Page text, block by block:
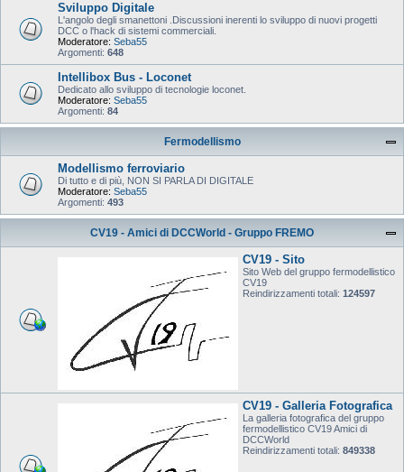
Sviluppo Digitale
L'angolo degli smanettoni .Discussioni inerenti lo sviluppo di nuovi progetti
DCC o l'hack di sistemi commerciali.
Moderatore: Seba55
Argomenti: 648
Intellibox Bus - Loconet
Dedicato allo sviluppo di tecnologie loconet.
Moderatore: Seba55
Argomenti: 84
Fermodellismo
Modellismo ferroviario
Di tutto e di più, NON SI PARLA DI DIGITALE
Moderatore: Seba55
Argomenti: 493
CV19 - Amici di DCCWorld - Gruppo FREMO
CV19 - Sito
Sito Web del gruppo fermodellistico
CV19
Reindirizzamenti totali: 124597
CV19 - Galleria Fotografica
La galleria fotografica del gruppo
fermodellistico CV19 Amici di
DCCWorld
Reindirizzamenti totali: 849338